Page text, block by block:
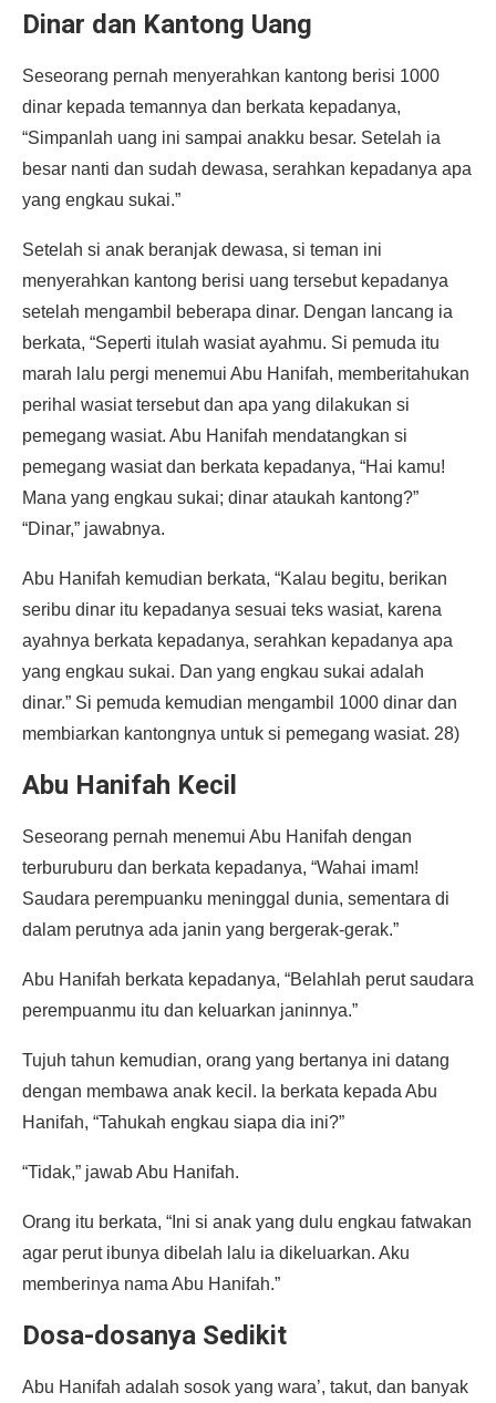
Dinar dan Kantong Uang
Seseorang pernah menyerahkan kantong berisi 1000
dinar kepada temannya dan berkata kepadanya,
“Simpanlah uang ini sampai anakku besar. Setelah ia
besar nanti dan sudah dewasa, serahkan kepadanya apa
yang engkau sukai.”
Setelah si anak beranjak dewasa, si teman ini
menyerahkan kantong berisi uang tersebut kepadanya
setelah mengambil beberapa dinar. Dengan lancang ia
berkata, “Seperti itulah wasiat ayahmu. Si pemuda itu
marah lalu pergi menemui Abu Hanifah, memberitahukan
perihal wasiat tersebut dan apa yang dilakukan si
pemegang wasiat. Abu Hanifah mendatangkan si
pemegang wasiat dan berkata kepadanya, “Hai kamu!
Mana yang engkau sukai; dinar ataukah kantong?”
“Dinar,” jawabnya.
Abu Hanifah kemudian berkata, “Kalau begitu, berikan
seribu dinar itu kepadanya sesuai teks wasiat, karena
ayahnya berkata kepadanya, serahkan kepadanya apa
yang engkau sukai. Dan yang engkau sukai adalah
dinar.” Si pemuda kemudian mengambil 1000 dinar dan
membiarkan kantongnya untuk si pemegang wasiat. 28)
Abu Hanifah Kecil
Seseorang pernah menemui Abu Hanifah dengan
terburuburu dan berkata kepadanya, “Wahai imam!
Saudara perempuanku meninggal dunia, sementara di
dalam perutnya ada janin yang bergerak-gerak.”
Abu Hanifah berkata kepadanya, “Belahlah perut saudara
perempuanmu itu dan keluarkan janinnya.”
Tujuh tahun kemudian, orang yang bertanya ini datang
dengan membawa anak kecil. la berkata kepada Abu
Hanifah, “Tahukah engkau siapa dia ini?”
“Tidak,” jawab Abu Hanifah.
Orang itu berkata, “Ini si anak yang dulu engkau fatwakan
agar perut ibunya dibelah lalu ia dikeluarkan. Aku
memberinya nama Abu Hanifah.”
Dosa-dosanya Sedikit
Abu Hanifah adalah sosok yang wara’, takut, dan banyak